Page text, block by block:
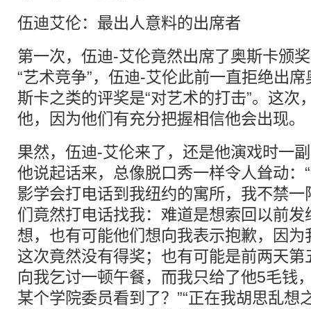
伍迪艾伦：最出人意料的出席者
第一次，伍迪-艾伦竟然出席了奥斯卡颁
“艺术竞争”，伍迪-艾伦此前一直拒绝
斯卡之类的评奖是“对艺术的打击”。这次
他，因为他们有充分把握相信他会出现。
果然，伍迪-艾伦来了，还是他演戏时一
他说起话来，总像脱口秀一样令人耸动：
影学会打电话到我纽约的寓所，我不禁
们竟然打电话找我：难道是想索回以前
想，也有可能他们想向我表示抱歉，因
这次竟然没有得奖；也有可能是前两天
向我乞讨一顿午餐，而我只给了他5毛钱
某个学院委员看到了？”“正在我胡思乱想